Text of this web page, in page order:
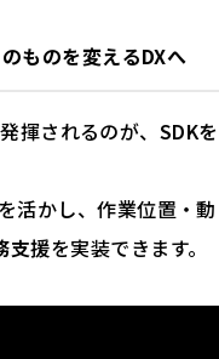
ものを変えるDXへ
揮されるのが、 SDK
活かし、作業位置・動
支援を実装できます。